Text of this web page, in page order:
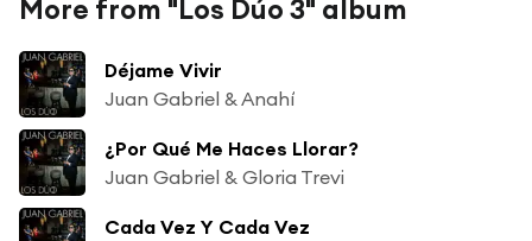
More from "Los Dúo 3" album
Déjame Vivir
Juan Gabriel & Anahí
¿Por Qué Me Haces Llorar?
Juan Gabriel & Gloria Trevi
Cada Vez Y Cada Vez